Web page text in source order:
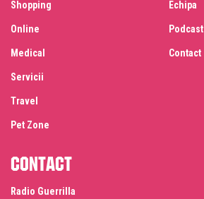
Shopping
Online
Medical
Servicii
Travel
Pet Zone
Echipa
Podcast
Contact
Contact
Radio Guerrilla